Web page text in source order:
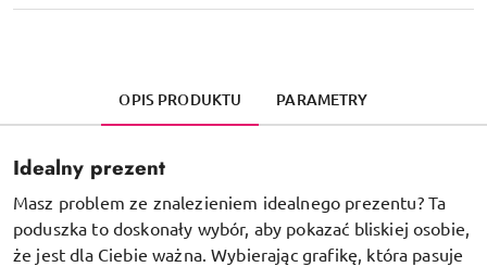
OPIS PRODUKTU PARAMETRY
Idealny prezent
Masz problem ze znalezieniem idealnego prezentu? Ta
poduszka to doskonały wybór, aby pokazać bliskiej osobie,
że jest dla Ciebie ważna. Wybierając grafikę, która pasuje